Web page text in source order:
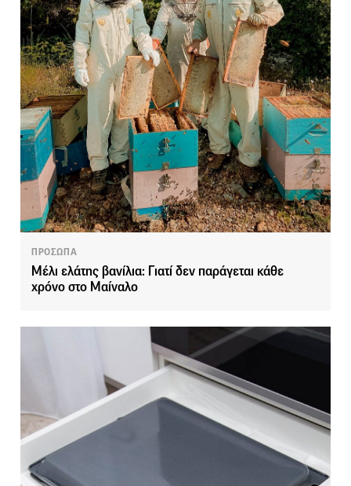
ΠΡΟΣΩΠΑ
Μέλι ελάτης βανίλια: Γιατί δεν παράγεται κάθε
χρόνο στο Μαίναλο